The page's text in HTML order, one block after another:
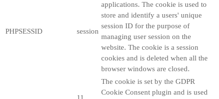
PHPSESSID session
applications. The cookie is used to
store and identify a users' unique
session ID for the purpose of
managing user session on the
website. The cookie is a session
cookies and is deleted when all the
browser windows are closed.
The cookie is set by the GDPR
Cookie Consent plugin and is used